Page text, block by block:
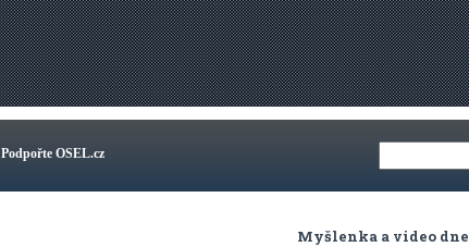
Podpořte OSEL.cz
Myšlenka a video dne